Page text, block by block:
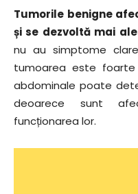
Tumorile benigne
și se dezvoltă mai
nu au simptome
tumoarea este
abdominale poate
deoarece sunt
funcționarea lor.